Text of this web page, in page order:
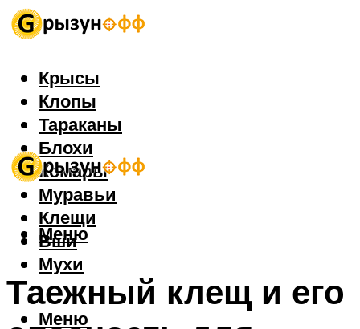
Крысы
Клопы
Тараканы
Блохи
Комары
Муравьи
Клещи
Вши
Мухи
Меню
Меню
Таежный клещ и его